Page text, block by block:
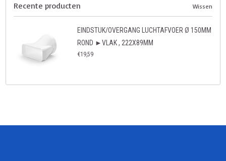
Recente producten Wissen
EINDSTUK/OVERGANG LUCHTAFVOER Ø 150MM
ROND ►VLAK , 222X89MM
€19,59